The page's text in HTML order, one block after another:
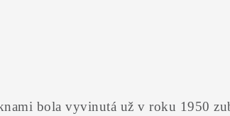
bola vyvinutá už v roku 1950